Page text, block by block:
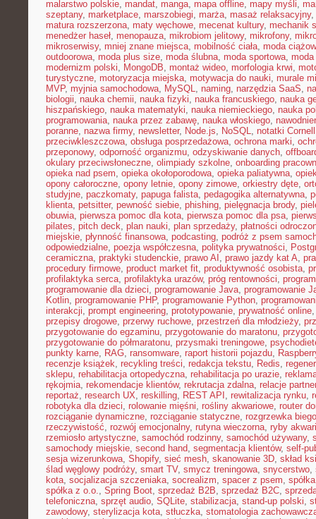
malarstwo polskie, mandat, manga, mapa offline, mapy myśli,
szeptany, marketplace, marszobiegi, marża, masaż relaksacyjny,
matura rozszerzona, maty węchowe, mecenat kultury, mechanik
menedżer haseł, menopauza, mikrobiom jelitowy, mikrofony,
mikroserwisy, mniej znane miejsca, mobilność ciała, moda
outdoorowa, moda plus size, moda ślubna, moda sportowa,
modernizm polski, MongoDB, montaż wideo, morfologia krwi,
turystyczne, motoryzacja miejska, motywacja do nauki, murale
MVP, myjnia samochodowa, MySQL, naming, narzędzia SaaS,
biologii, nauka chemii, nauka fizyki, nauka francuskiego, nauka
hiszpańskiego, nauka matematyki, nauka niemieckiego, nauka
programowania, nauka przez zabawę, nauka włoskiego,
poranne, nazwa firmy, newsletter, Node.js, NoSQL, notatki Cornell
przeciwkleszczowa, obsługa posprzedażowa, ochrona marki,
przeponowy, odporność organizmu, odzyskiwanie danych,
okulary przeciwsłoneczne, olimpiady szkolne, onboarding
opieka nad psem, opieka okołoporodowa, opieka paliatywna,
opony całoroczne, opony letnie, opony zimowe, orkiestry dęte,
studyjne, paczkomaty, papuga falista, pedagogika alternatywna,
klienta, petsitter, pewność siebie, phishing, pielęgnacja brody,
obuwia, pierwsza pomoc dla kota, pierwsza pomoc dla psa,
pilates, pitch deck, plan nauki, plan sprzedaży, płatności
miejskie, płynność finansowa, podcasting, podróż z psem
odpowiedzialne, poezja współczesna, polityka prywatności,
ceramiczna, praktyki studenckie, prawo AI , prawo jazdy kat A,
procedury firmowe, product market fit, produktywność osobista,
profilaktyka serca, profilaktyka urazów, próg rentowności,
programowanie dla dzieci, programowanie Java, programowanie
Kotlin, programowanie PHP, programowanie Python,
interakcji, prompt engineering, prototypowanie, prywatność online
przepisy drogowe, przerwy ruchowe, przestrzeń dla młodzieży,
przygotowanie do egzaminu, przygotowanie do maratonu,
przygotowanie do półmaratonu, przysmaki treningowe,
punkty karne, RAG, ransomware, raport historii pojazdu,
recenzje książek, recykling treści, redakcja tekstu, Redis,
sklepu, rehabilitacja ortopedyczna, rehabilitacja po urazie,
rękojmia, rekomendacje klientów, rekrutacja zdalna, relacje
reportaż, research UX, reskilling, REST API , rewitalizacja rynku,
robotyka dla dzieci, rolowanie mięśni, rośliny akwariowe, router
rozciąganie dynamiczne, rozciąganie statyczne, rozgrzewka
rzeczywistość, rozwój emocjonalny, rutyna wieczorna, ryby
rzemiosło artystyczne, samochód rodzinny, samochód używany,
samochody miejskie, second hand, segmentacja klientów, self-
sesja wizerunkowa, Shopify, sieć mesh, skanowanie 3D, skład
ślad węglowy podróży, smart TV, smycz treningowa, snycerstwo,
kota, socjalizacja szczeniaka, socrealizm, spacer z psem,
spółka z o.o., Spring Boot, sprzedaż B2B, sprzedaż B2C,
telefoniczna, sprzęt audio, SQLite, stabilizacja, stand-up polski,
zawodowy, sterylizacja kota, stłuczka, stomatologia